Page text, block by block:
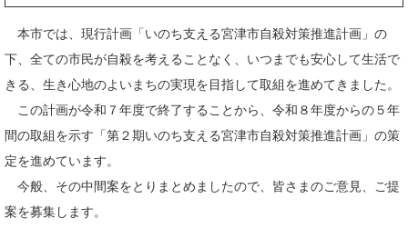
本市では、現行計画「いのち支える宮津市自殺対策推進計画」の
下、全ての市民が自殺を考えることなく、いつまでも安心して生活で
きる、生き心地のよいまちの実現を目指して取組を進めてきました。
この計画が令和７年度で終了することから、令和８年度からの５年
間の取組を示す「第２期いのち支える宮津市自殺対策推進計画」の策
定を進めています。
今般、その中間案をとりまとめましたので、皆さまのご意見、ご提
案を募集します。